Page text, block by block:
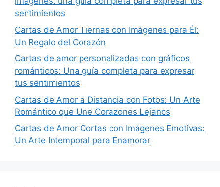
sentimientos
Cartas de Amor Tiernas con Imágenes para Él:
Un Regalo del Corazón
Cartas de amor personalizadas con gráficos
románticos: Una guía completa para expresar
tus sentimientos
Cartas de Amor a Distancia con Fotos: Un Arte
Romántico que Une Corazones Lejanos
Cartas de Amor Cortas con Imágenes Emotivas:
Un Arte Intemporal para Enamorar